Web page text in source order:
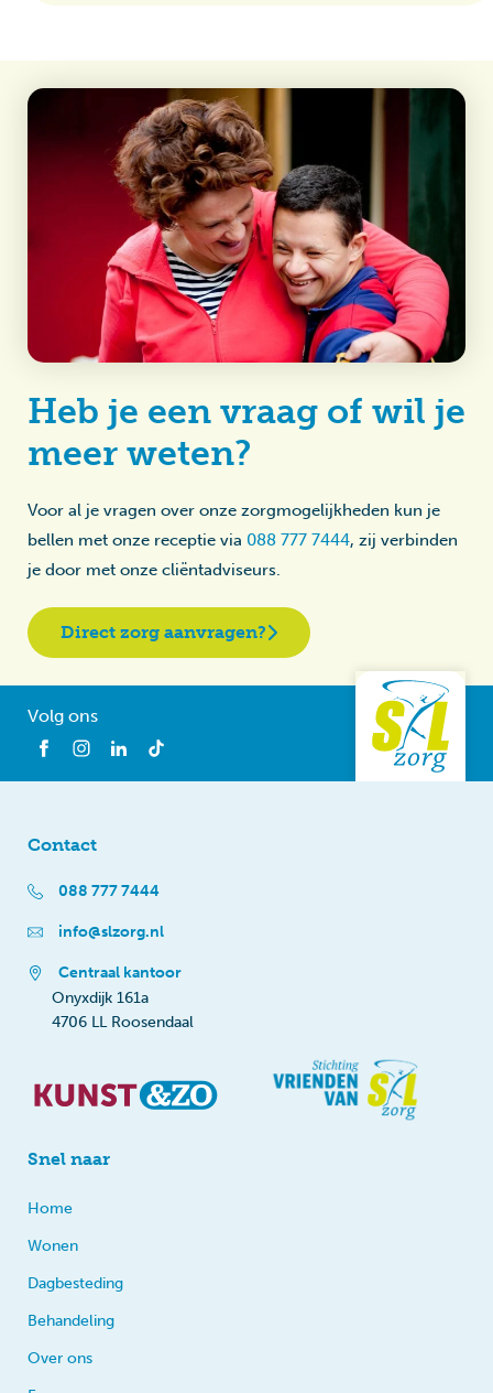
Heb je een vraag of wil je
meer weten?
Voor al je vragen over onze zorgmogelijkheden kun je
bellen met onze receptie via 088 777 7444, zij verbinden
je door met onze cliëntadviseurs.
Direct zorg aanvragen?
Volg ons
Contact
088 777 7444
info@slzorg.nl
Centraal kantoor
Onyxdijk 161a
4706 LL Roosendaal
Snel naar
Home
Wonen
Dagbesteding
Behandeling
Over ons